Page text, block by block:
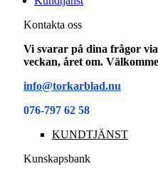
Kontakta oss
Vi svarar på dina frågor
veckan, året om.
info@torkarblad.nu
076-797 62 58
KUNDTJÄNST
Kunskapsbank